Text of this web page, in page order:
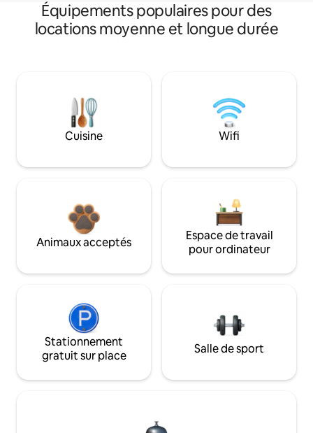
Équipements populaires pour des
locations moyenne et longue durée
Cuisine Wifi
Animaux acceptés
Espace de travail
pour ordinateur
Stationnement
gratuit sur place
Salle de sport